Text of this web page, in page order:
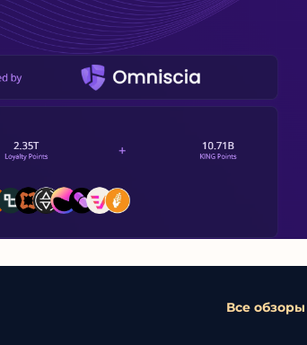
Все обзоры